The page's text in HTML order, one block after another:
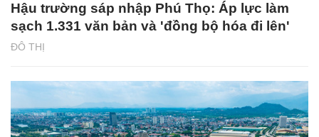
ĐÔ THỊ
Hậu trường sáp nhập Phú Thọ: Áp lực làm
sạch 1.331 văn bản và 'đồng bộ hóa đi lên'